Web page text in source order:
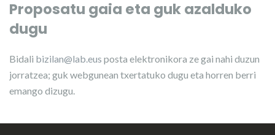
Proposatu gaia eta guk azalduko
dugu
Bidali bizilan@lab.eus posta elektronikora ze gai nahi duzun
jorratzea; guk webgunean txertatuko dugu eta horren berri
emango dizugu.